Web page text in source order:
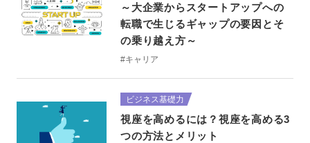
～大企業からスタートアップへの
転職で生じるギャップの要因とそ
の乗り越え方～
#キャリア
ビジネス基礎力
視座を高めるには？視座を高める3
つの方法とメリット